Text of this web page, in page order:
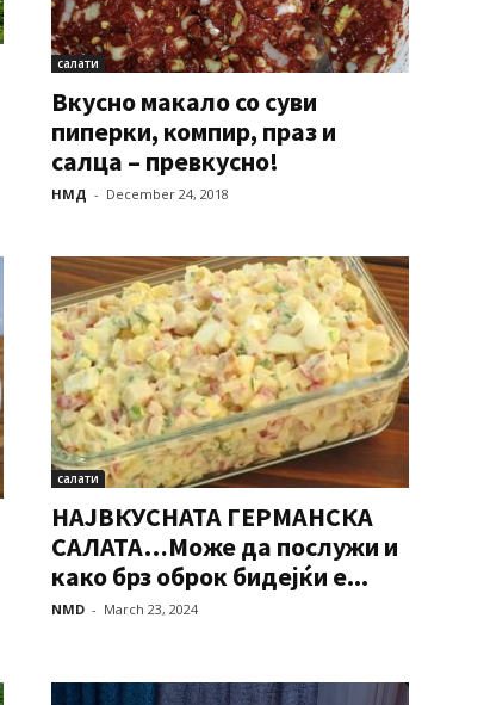
салати
Вкусно макало со суви
пиперки, компир, праз и
салца – превкусно!
НМД - December 24, 2018
салати
НАЈВКУСНАТА ГЕРМАНСКА
САЛАТА…Може да послужи и
како брз оброк бидејќи е...
NMD - March 23, 2024